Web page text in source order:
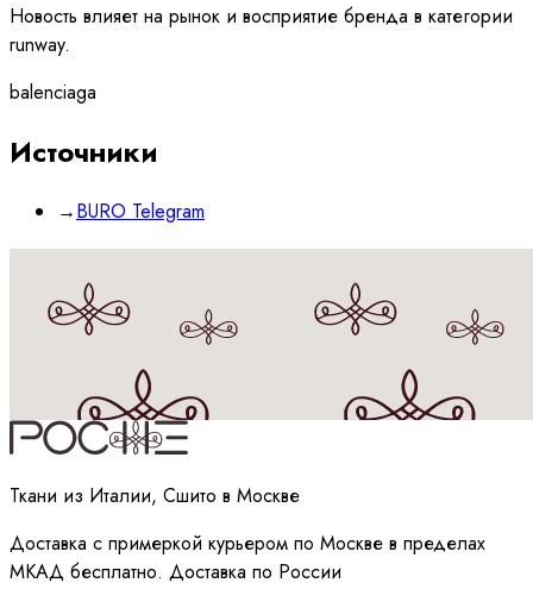
Новость влияет на рынок и восприятие бренда в категории
runway.
balenciaga
Источники
→BURO Telegram
Принимаюполитикуобработки данных
Ткани из Италии, Сшито в Москве
Доставка с примеркой курьером по Москве в пределах
МКАД бесплатно. Доставка по России